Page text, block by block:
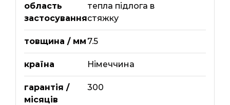
область
застосування
тепла підлога в
стяжку
товщина / мм 7.5
країна Німеччина
гарантія /
місяців
300